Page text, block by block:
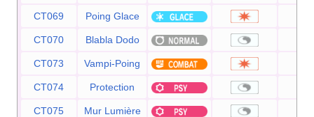
CT069 Poing Glace
CT070 Blabla Dodo
CT073 Vampi-Poing
CT074 Protection
CT075 Mur Lumière